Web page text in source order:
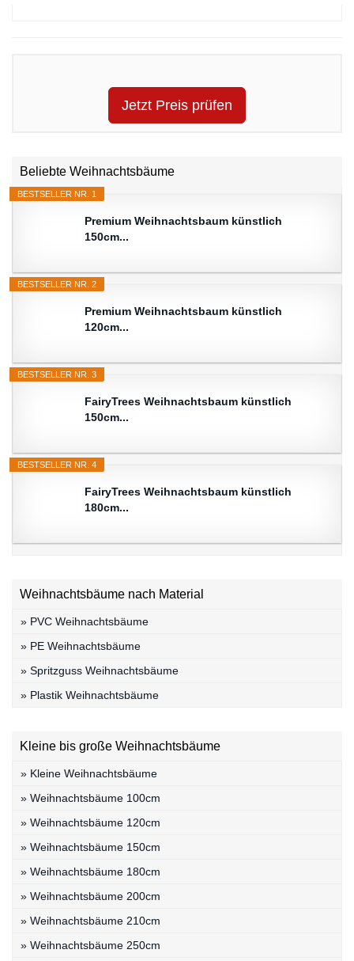
Jetzt Preis prüfen
Beliebte Weihnachtsbäume
BESTSELLER NR. 1
Premium Weihnachtsbaum künstlich
150cm...
BESTSELLER NR. 2
Premium Weihnachtsbaum künstlich
120cm...
BESTSELLER NR. 3
FairyTrees Weihnachtsbaum künstlich
150cm...
BESTSELLER NR. 4
FairyTrees Weihnachtsbaum künstlich
180cm...
Weihnachtsbäume nach Material
» PVC Weihnachtsbäume
» PE Weihnachtsbäume
» Spritzguss Weihnachtsbäume
» Plastik Weihnachtsbäume
Kleine bis große Weihnachtsbäume
» Kleine Weihnachtsbäume
» Weihnachtsbäume 100cm
» Weihnachtsbäume 120cm
» Weihnachtsbäume 150cm
» Weihnachtsbäume 180cm
» Weihnachtsbäume 200cm
» Weihnachtsbäume 210cm
» Weihnachtsbäume 250cm